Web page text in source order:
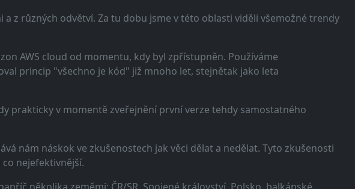
z různých odvětví. Za tu dobu jsme v této oblasti viděli všemožné trendy
AWS cloud od momentu, kdy byl zpřístupněn. Používáme
princip "všechno je kód" již mnoho let, stejnětak jako leta
prakticky v momentě zveřejnění první verze tehdy samostatného
nám náskok ve zkušenostech jak věci dělat a nedělat. Tyto zkušenosti
nejefektivnější.